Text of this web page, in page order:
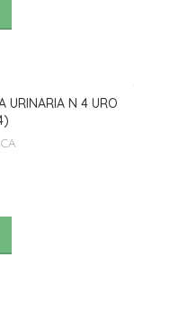
URINARIA N 4 URO